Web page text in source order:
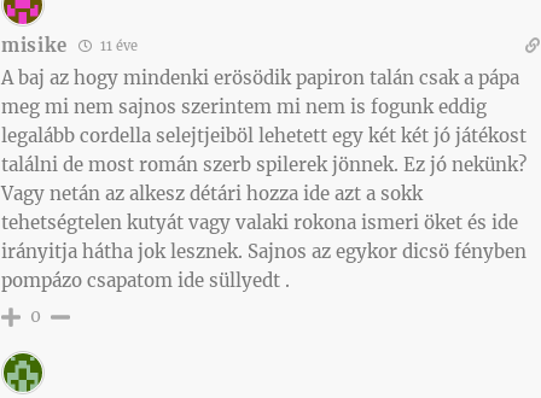
misike 11 éve
A baj az hogy mindenki erösödik papiron talán csak a pápa
meg mi nem sajnos szerintem mi nem is fogunk eddig
legalább cordella selejtjeiböl lehetett egy két két jó játékost
találni de most román szerb spilerek jönnek. Ez jó nekünk?
Vagy netán az alkesz détári hozza ide azt a sokk
tehetségtelen kutyát vagy valaki rokona ismeri öket és ide
irányitja hátha jok lesznek. Sajnos az egykor dicsö fényben
pompázo csapatom ide süllyedt .
0